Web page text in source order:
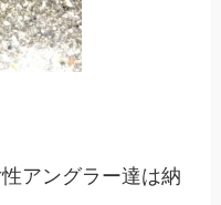
アングラー達は納